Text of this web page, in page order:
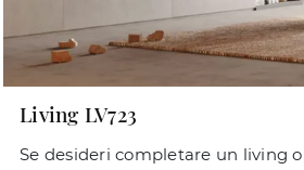
Living LV723